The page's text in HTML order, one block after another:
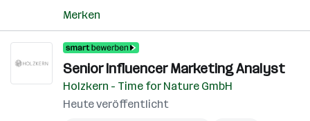
Merken
Senior Influencer Marketing Analyst
Holzkern - Time for Nature GmbH
Heute veröffentlicht